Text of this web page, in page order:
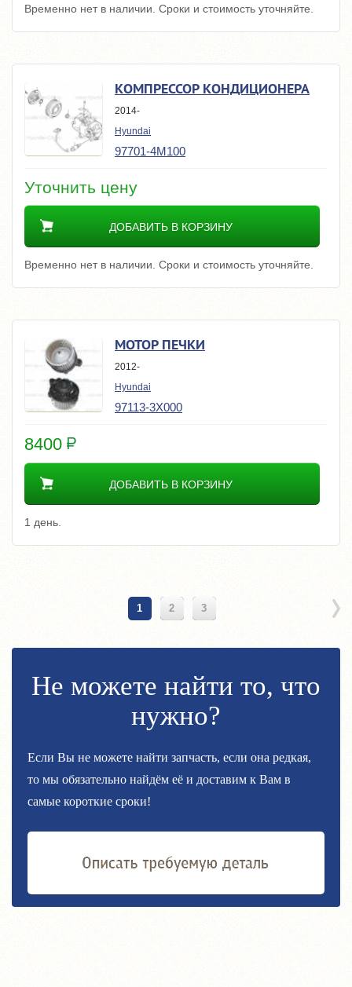
Временно нет в наличии. Сроки и стоимость уточняйте.
КОМПРЕССОР КОНДИЦИОНЕРА
2014-
Hyundai
97701-4M100
Уточнить цену
ДОБАВИТЬ В КОРЗИНУ
Временно нет в наличии. Сроки и стоимость уточняйте.
МОТОР ПЕЧКИ
2012-
Hyundai
97113-3X000
8400
ДОБАВИТЬ В КОРЗИНУ
1 день.
1 2 3
Не можете найти то, что
нужно?
Если Вы не можете найти запчасть, если она редкая,
то мы обязательно найдём её и доставим к Вам в
самые короткие сроки!